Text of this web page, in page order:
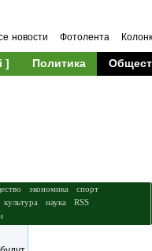
новости Фотолента
] Политика
экономика
спорт
культура наука
RSS